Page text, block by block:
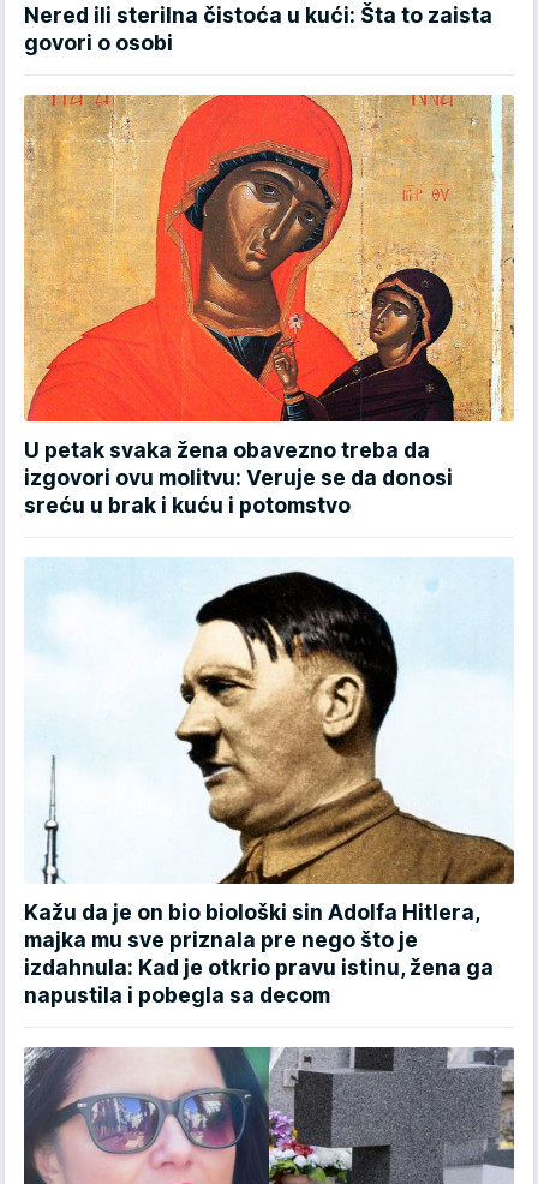
Nered ili sterilna čistoća u kući: Šta to zaista
govori o osobi
U petak svaka žena obavezno treba da
izgovori ovu molitvu: Veruje se da donosi
sreću u brak i kuću i potomstvo
Kažu da je on bio biološki sin Adolfa Hitlera,
majka mu sve priznala pre nego što je
izdahnula: Kad je otkrio pravu istinu, žena ga
napustila i pobegla sa decom